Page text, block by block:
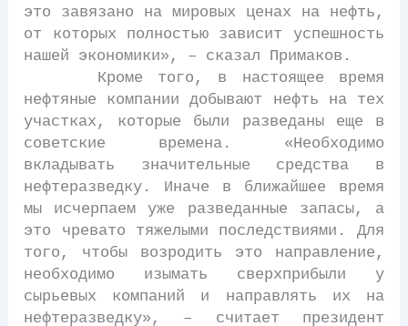
это завязано на мировых ценах на нефть,
от которых полностью зависит успешность
нашей экономики», – сказал Примаков.
Кроме того, в настоящее время
нефтяные компании добывают нефть на тех
участках, которые были разведаны еще в
советские времена. «Необходимо
вкладывать значительные средства в
нефтеразведку. Иначе в ближайшее время
мы исчерпаем уже разведанные запасы, а
это чревато тяжелыми последствиями. Для
того, чтобы возродить это направление,
необходимо изымать сверхприбыли у
сырьевых компаний и направлять их на
нефтеразведку», – считает президент